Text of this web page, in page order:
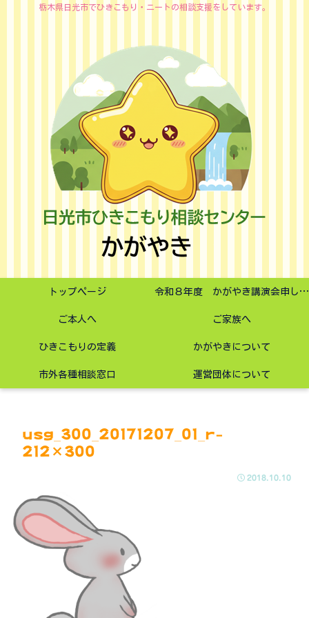
栃木県日光市でひきこもり・ニートの相談支援をしています。
トップページ 令和８年度 かがやき講演会申し込みフォーム
ご本人へ ご家族へ
ひきこもりの定義 かがやきについて
市外各種相談窓口 運営団体について
usg_300_20171207_01_r-
212×300
2018.10.10